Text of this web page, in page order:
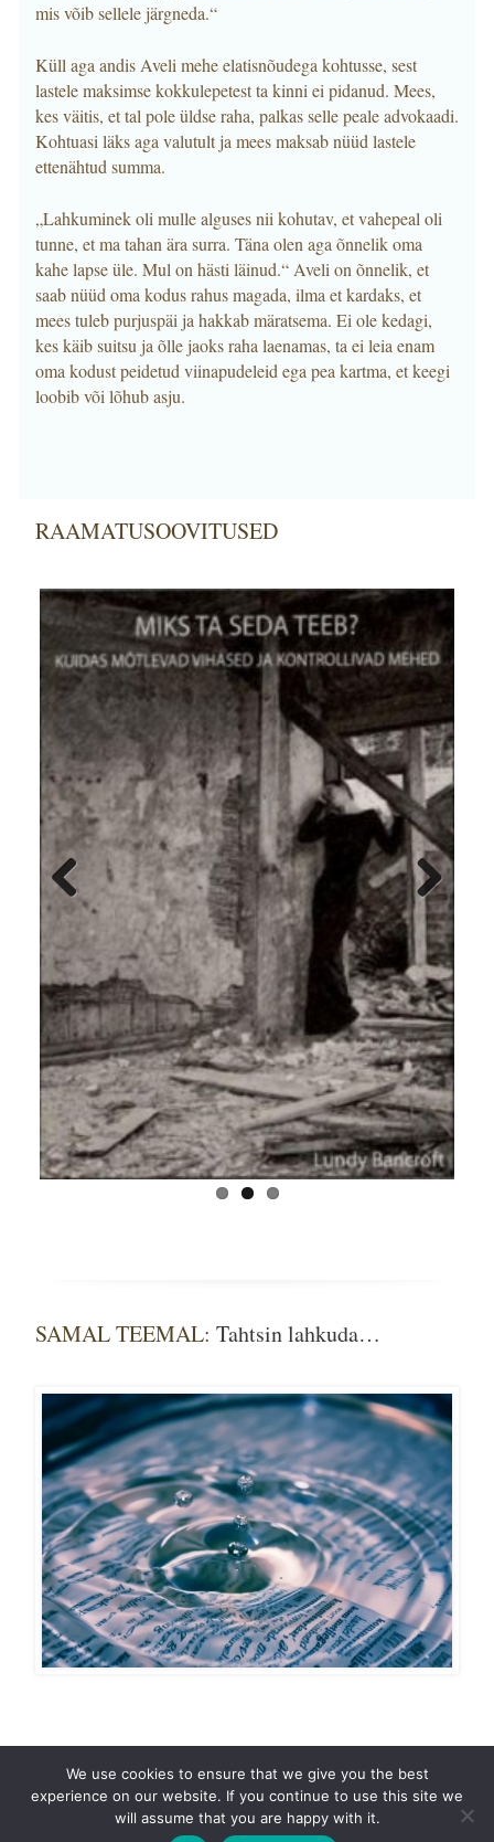
mis võib sellele järgneda.“
Küll aga andis Aveli mehe elatisnõudega kohtusse, sest
lastele maksimse kokkulepetest ta kinni ei pidanud. Mees,
kes väitis, et tal pole üldse raha, palkas selle peale advokaadi.
Kohtuasi läks aga valutult ja mees maksab nüüd lastele
ettenähtud summa.
„Lahkuminek oli mulle alguses nii kohutav, et vahepeal oli
tunne, et ma tahan ära surra. Täna olen aga õnnelik oma
kahe lapse üle. Mul on hästi läinud.“ Aveli on õnnelik, et
saab nüüd oma kodus rahus magada, ilma et kardaks, et
mees tuleb purjuspäi ja hakkab märatsema. Ei ole kedagi,
kes käib suitsu ja õlle jaoks raha laenamas, ta ei leia enam
oma kodust peidetud viinapudeleid ega pea kartma, et keegi
loobib või lõhub asju.
RAAMATUSOOVITUSED
Previ
ous
Next
SAMAL TEEMAL: Tahtsin lahkuda…
We use cookies to ensure that we give you the best
experience on our website. If you continue to use this site we
will assume that you are happy with it.